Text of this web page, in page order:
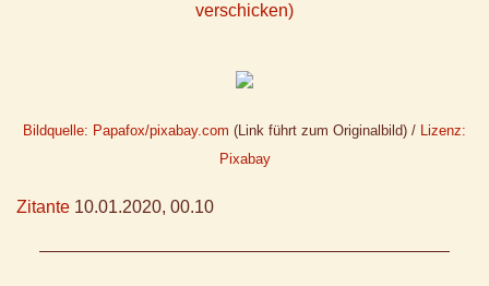
verschicken)
Bildquelle: Papafox/pixabay.com (Link führt zum Originalbild) / Lizenz:
Pixabay
Zitante 10.01.2020, 00.10